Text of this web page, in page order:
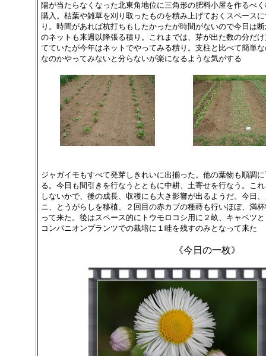
陽が当たらなくなった北東角地位に三角形の肥料小屋を作るべ
購入。枯葉や雑草を刈り取ったものを積み上げておくスペース
り。時間があれば杭打ちもしたかったが時間がないので今日は
のネットも来週以降張る積り。これまでは、芽が出た数の分だ
てていたが今年はネットでやってみる積り。支柱と比べて簡単
なのかやってみないと分らないが楽になるような気がする
ジャガイモもすべて発芽しきれいに出揃った。他の葉物も順調
る。今日も間引きを行なうとともに中耕、土寄せを行なう。こ
しないかで、後の成長、収穫にも大き影響が出るようだ。今日
ニ、とうがらしを移植、２回目の赤カブの種蒔も行いほぼ、満
って来た。後はスペース的にトウモロコシ用に２畝、キャベツ
コンパニオンプランツでの栽培に１畦を残すのみとなって来た
《今日の一枚》